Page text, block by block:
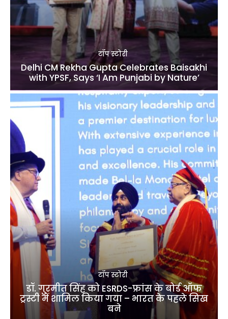
टॉप स्टोरी
Delhi CM Rekha Gupta Celebrates Baisakhi
with YPSF, Says ‘I Am Punjabi by Nature’
टॉप स्टोरी
डॉ. गुरमीत सिंह को ESRDS-फ्रांस के बोर्ड ऑफ
ट्रस्टी में शामिल किया गया – भारत के पहले सिख
बने